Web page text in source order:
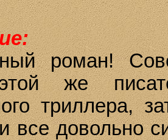
роман!
же
триллера,
все довольно